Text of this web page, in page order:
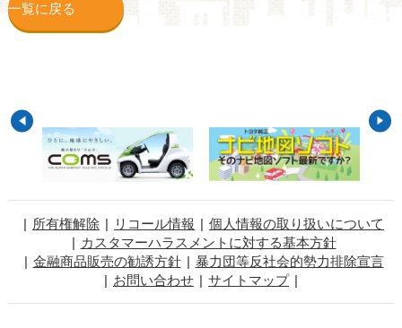
一覧に戻る
所有権解除 リコール情報
個人情報の取り扱いについて
カスタマーハラスメントに対する基本方針
金融商品販売の勧誘方針
暴力団等反社会的勢力排除宣言
お問い合わせ
サイトマップ